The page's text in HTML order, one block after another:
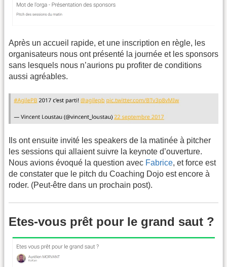
Après un accueil rapide, et une inscription en règle, les
organisateurs nous ont présenté la journée et les sponsors
sans lesquels nous n’aurions pu profiter de conditions
aussi agréables.
Ils ont ensuite invité les speakers de la matinée à pitcher
les sessions qui allaient suivre la keynote d’ouverture.
Nous avions évoqué la question avec Fabrice, et force est
de constater que le pitch du Coaching Dojo est encore à
roder. (Peut-être dans un prochain post).
Etes-vous prêt pour le grand saut ?